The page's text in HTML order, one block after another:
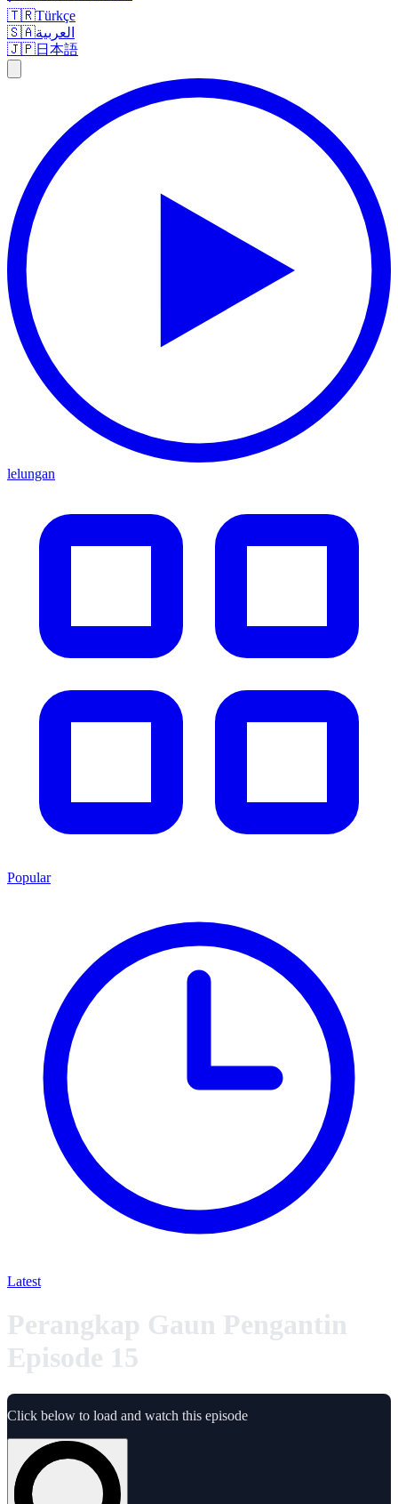
🇹🇷Türkçe
🇸🇦العربية
🇯🇵日本語
lelungan
Popular
Latest
Perangkap Gaun Pengantin
Episode 15
Click below to load and watch this episode